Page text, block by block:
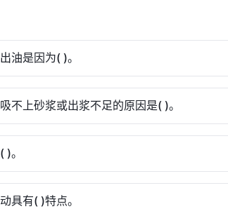
油是因为( )。
不上砂浆或出浆不足的原因是( )。
。
具有( )特点。